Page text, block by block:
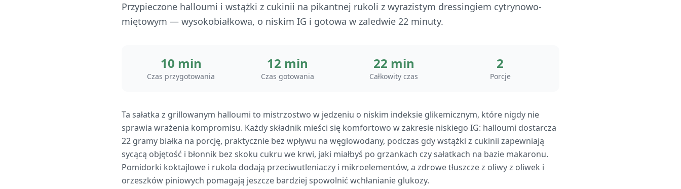
Przypieczone halloumi i wstążki z cukinii na pikantnej rukoli z wyrazistym dressingiem cytrynowo-
miętowym — wysokobiałkowa, o niskim IG i gotowa w zaledwie 22 minuty.
10 min
Czas przygotowania
12 min
Czas gotowania
22 min
Całkowity czas
2
Porcje
Ta sałatka z grillowanym halloumi to mistrzostwo w jedzeniu o niskim indeksie glikemicznym, które nigdy nie
sprawia wrażenia kompromisu. Każdy składnik mieści się komfortowo w zakresie niskiego IG: halloumi dostarcza
22 gramy białka na porcję, praktycznie bez wpływu na węglowodany, podczas gdy wstążki z cukinii zapewniają
sycącą objętość i błonnik bez skoku cukru we krwi, jaki miałbyś po grzankach czy sałatkach na bazie makaronu.
Pomidorki koktajlowe i rukola dodają przeciwutleniaczy i mikroelementów, a zdrowe tłuszcze z oliwy z oliwek i
orzeszków piniowych pomagają jeszcze bardziej spowolnić wchłanianie glukozy.